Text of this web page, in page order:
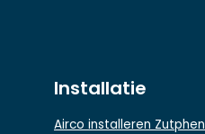
Installatie
Airco installeren Zutphen